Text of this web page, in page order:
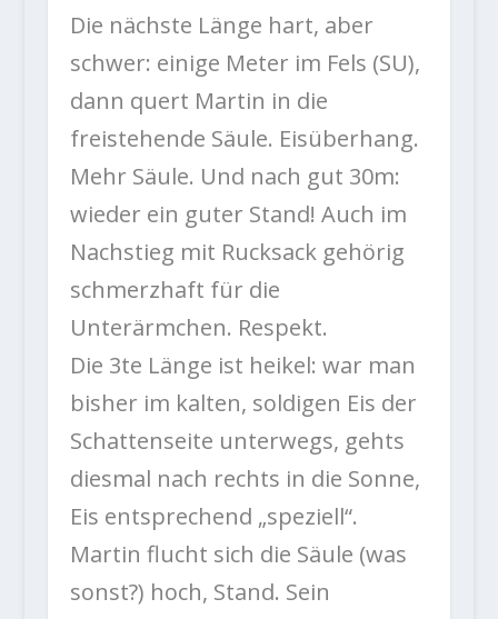
Die nächste Länge hart, aber
schwer: einige Meter im Fels (SU),
dann quert Martin in die
freistehende Säule. Eisüberhang.
Mehr Säule. Und nach gut 30m:
wieder ein guter Stand! Auch im
Nachstieg mit Rucksack gehörig
schmerzhaft für die
Unterärmchen. Respekt.
Die 3te Länge ist heikel: war man
bisher im kalten, soldigen Eis der
Schattenseite unterwegs, gehts
diesmal nach rechts in die Sonne,
Eis entsprechend „speziell“.
Martin flucht sich die Säule (was
sonst?) hoch, Stand. Sein